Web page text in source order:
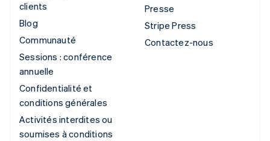
clients
Blog
Communauté
Sessions : conférence
annuelle
Confidentialité et
conditions générales
Activités interdites ou
soumises à conditions
Presse
Stripe Press
Contactez-nous